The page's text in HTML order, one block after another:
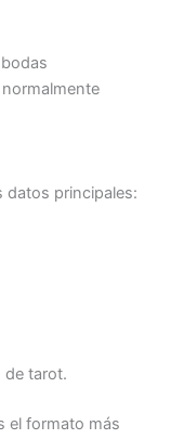
datos principales:
de tarot.
el formato más